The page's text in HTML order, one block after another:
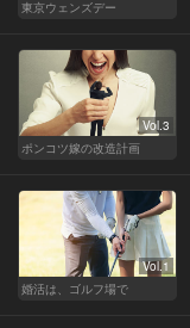
東京ウェンズデー
Vol.3
ポンコツ嫁の改造計画
Vol.1
婚活は、ゴルフ場で